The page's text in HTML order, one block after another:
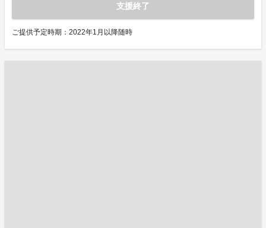
支援終了
ご提供予定時期：2022年1月以降随時